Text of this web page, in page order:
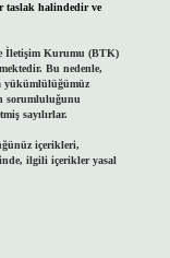
taslak halindedir ve
İletişim Kurumu (BTK)
Bu nedenle,
yükümlülüğümüz
sorumluluğunu
sayılırlar.
içerikleri,
ilgili içerikler yasal